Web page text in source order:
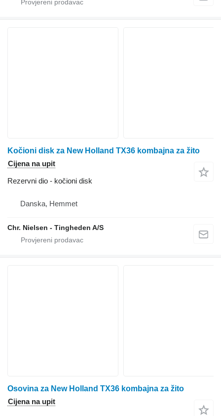
Kočioni disk za New Holland TX36 kombajna za žito
Cijena na upit
Rezervni dio - kočioni disk
Danska, Hemmet
Chr. Nielsen - Tingheden A/S
Osovina za New Holland TX36 kombajna za žito
Cijena na upit